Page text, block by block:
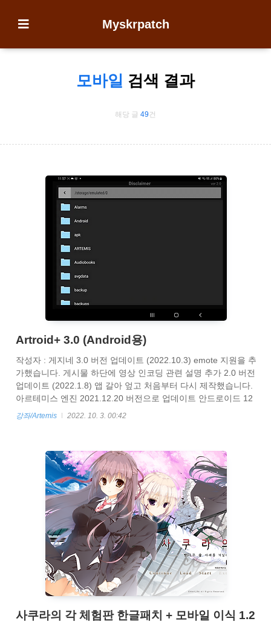
Myskrpatch
모바일 검색 결과
해당 글 49건
Artroid+ 3.0 (Android용)
작성자 : 게지네 3.0 버전 업데이트 (2022.10.3) emote 지원을 추
가했습니다. 게시물 하단에 영상 인코딩 관련 설명 추가 2.0 버전
업데이트 (2022.1.8) 앱 갈아 엎고 처음부터 다시 제작했습니다.
아르테미스 엔진 2021.12.20 버전으로 업데이트 안드로이드 12
지원 추가 안드로이드 x86 지원 추가 자체 파일 탐색기 추가 게
바이너리 제거 (32비트 바이너리만으로도 64비트 기기에서 실행
가능합니다) 기존 1.4.0 에서 사용하는 세이브 파일이 게임폴더
에 있을경우 게임이 실행되지 않습니다. system.dat, saveg.dat,
autosav..
강좌/Artemis 2022. 10. 3. 00:42
사쿠라의 각 체험판 한글패치 + 모바일 이식 1.2